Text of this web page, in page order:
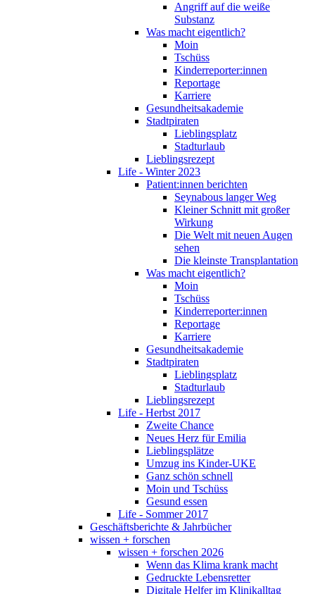
Angriff auf die weiße
Substanz
Was macht eigentlich?
Moin
Tschüss
Kinderreporter:innen
Reportage
Karriere
Gesundheitsakademie
Stadtpiraten
Lieblingsplatz
Stadturlaub
Lieblingsrezept
Life - Winter 2023
Patient:innen berichten
Seynabous langer Weg
Kleiner Schnitt mit großer
Wirkung
Die Welt mit neuen Augen
sehen
Die kleinste Transplantation
Was macht eigentlich?
Moin
Tschüss
Kinderreporter:innen
Reportage
Karriere
Gesundheitsakademie
Stadtpiraten
Lieblingsplatz
Stadturlaub
Lieblingsrezept
Life - Herbst 2017
Zweite Chance
Neues Herz für Emilia
Lieblingsplätze
Umzug ins Kinder-UKE
Ganz schön schnell
Moin und Tschüss
Gesund essen
Life - Sommer 2017
Geschäftsberichte & Jahrbücher
wissen + forschen
wissen + forschen 2026
Wenn das Klima krank macht
Gedruckte Lebensretter
Digitale Helfer im Klinikalltag